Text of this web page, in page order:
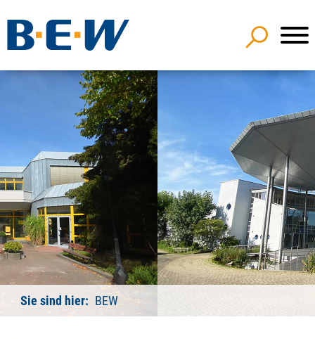
Sie sind hier: BEW